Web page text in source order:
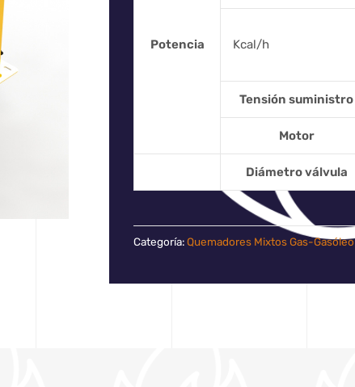
Potencia Kcal/h
Tensión suministro
Motor
Diámetro válvula
Categoría:Quemadores Mixtos Gas-Gasóleo